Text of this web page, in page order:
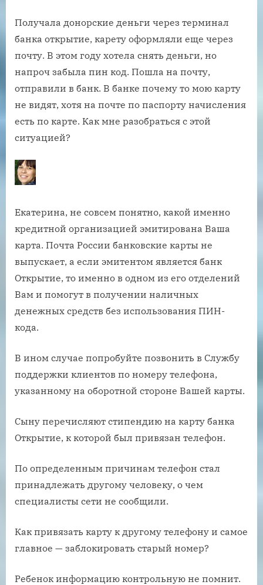
Получала донорские деньги через терминал
банка открытие, карету оформляли еще через
почту. В этом году хотела снять деньги, но
напроч забыла пин код. Пошла на почту,
отправили в банк. В банке почему то мою карту
не видят, хотя на почте по паспорту начисления
есть по карте. Как мне разобраться с этой
ситуацией?
Екатерина, не совсем понятно, какой именно
кредитной организацией эмитирована Ваша
карта. Почта России банковские карты не
выпускает, а если эмитентом является банк
Открытие, то именно в одном из его отделений
Вам и помогут в получении наличных
денежных средств без использования ПИН-
кода.
В ином случае попробуйте позвонить в Службу
поддержки клиентов по номеру телефона,
указанному на оборотной стороне Вашей карты.
Сыну перечисляют стипендию на карту банка
Открытие, к которой был привязан телефон.
По определенным причинам телефон стал
принадлежать другому человеку, о чем
специалисты сети не сообщили.
Как привязать карту к другому телефону и самое
главное — заблокировать старый номер?
Ребенок информацию контрольную не помнит.